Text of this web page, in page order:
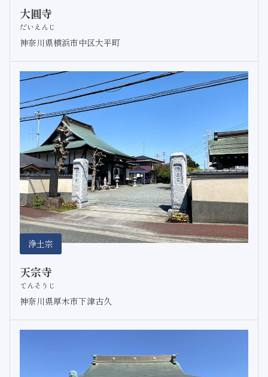
大圓寺
だいえんじ
神奈川県横浜市中区大平町
浄土宗
天宗寺
てんそうじ
神奈川県厚木市下津古久